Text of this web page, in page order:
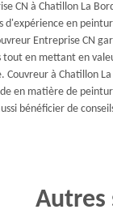
CN à Chatillon La
d'expérience en
Entreprise CN
tout en mettant en
à Chatillon
en matière de
bénéficier de
Autres